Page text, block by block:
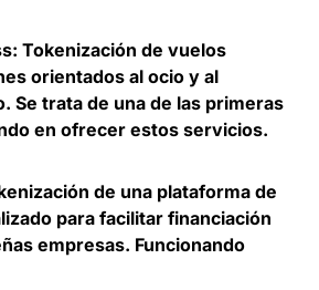
: Tokenización de vuelos
orientados al ocio y al
Se trata de una de las primeras
en ofrecer estos servicios.
de una plataforma de
para facilitar financiación
empresas. Funcionando